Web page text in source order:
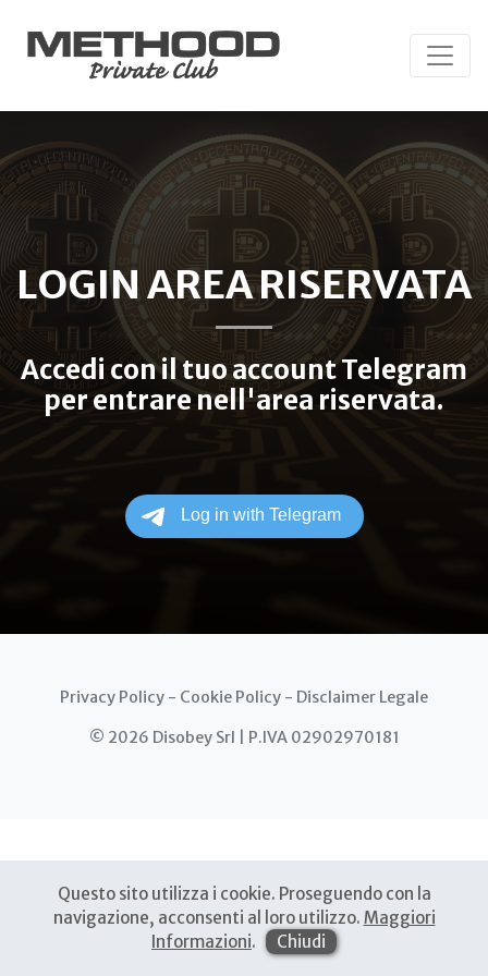
LOGIN AREA RISERVATA
Accedi con il tuo account Telegram
per entrare nell'area riservata.
Privacy Policy - Cookie Policy - Disclaimer Legale
© 2026 Disobey Srl | P.IVA 02902970181
Questo sito utilizza i cookie. Proseguendo con la
navigazione, acconsenti al loro utilizzo. Maggiori
Informazioni. Chiudi